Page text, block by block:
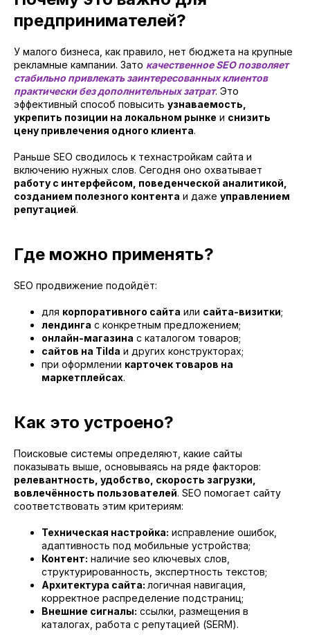
предпринимателей?
У малого бизнеса, как правило, нет бюджета на крупные
рекламные кампании. Зато качественное SEO позволяет
стабильно привлекать заинтересованных клиентов
практически без дополнительных затрат. Это
эффективный способ повысить узнаваемость,
укрепить позиции на локальном рынке и снизить
цену привлечения одного клиента.
Раньше SEO сводилось к технастройкам сайта и
включению нужных слов. Сегодня оно охватывает
работу с интерфейсом, поведенческой аналитикой,
созданием полезного контента и даже управлением
репутацией.
Где можно применять?
SEO продвижение подойдёт:
для корпоративного сайта или сайта-визитки;
лендинга с конкретным предложением;
онлайн-магазина с каталогом товаров;
сайтов на Tilda и других конструкторах;
при оформлении карточек товаров на
маркетплейсах.
Как это устроено?
Поисковые системы определяют, какие сайты
показывать выше, основываясь на ряде факторов:
релевантность, удобство, скорость загрузки,
вовлечённость пользователей. SEO помогает сайту
соответствовать этим критериям:
Техническая настройка: исправление ошибок,
адаптивность под мобильные устройства;
Контент: наличие seo ключевых слов,
структурированность, экспертность текстов;
Архитектура сайта: логичная навигация,
корректное распределение подстраниц;
Внешние сигналы: ссылки, размещения в
каталогах, работа с репутацией (SERM).